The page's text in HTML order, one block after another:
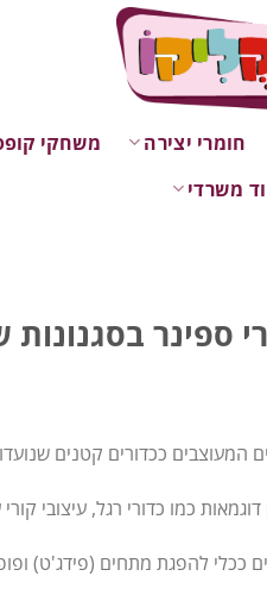
חומרי יצירה משחקי
משרדי
המעוצבים ככדורים קטנים
כמו כדורי רגל, עיצובי
ככלי להפגת מתחים (פידג'ט)